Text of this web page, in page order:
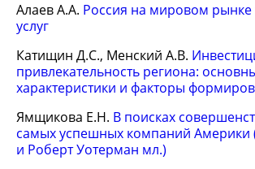
Алаев А.А. Россия на мировом рынке
услуг
Катищин Д.С., Менский А.В.
привлекательность региона:
характеристики и факторы
Ямщикова Е.Н. В поисках
самых успешных компаний Америки
и Роберт Уотерман мл.)